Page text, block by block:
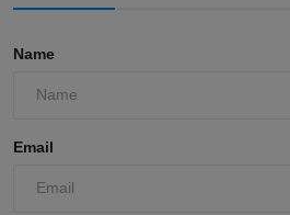
Name
Email